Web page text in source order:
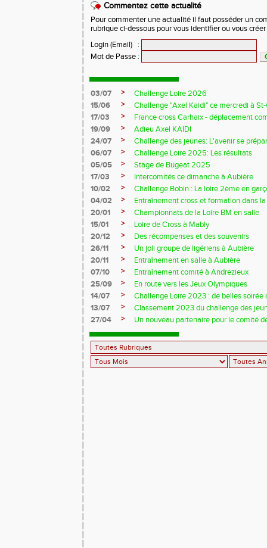
Commentez cette actualité
Pour commenter une actualité il faut posséder un
rubrique ci-dessous pour vous identifier ou vous
Login (Email)
:
Mot de Passe :
03/07 >
Challenge Loire 2026
15/06
>
Challenge "Axel Kaidi" ce mercredi à
17/03
>
France cross Carhaix - déplacement
19/09
>
Adieu Axel KAÏDI
24/07
>
Challenge des jeunes: L'avenir se
06/07
>
Challenge Loire 2025: Les résultats
05/05
>
Stage de Bugeat 2025
17/03
>
Intercomités ce dimanche à Aubière
10/02
>
Challenge Bobin : La loire 2ème en
04/02
>
Entraînement cross et formation dans
20/01
>
Championnats de la Loire BM en salle
15/01
>
Loire de Cross à Mably
20/12
>
Des récompenses et des souvenirs
26/11
>
Un joli groupe de ligériens à Aubière
20/11
>
Entraînement en salle à Aubière
07/10
>
Entraînement comité à Andrezieux
25/09
>
En route vers les Jeux Olympiques
14/07
>
Challenge Loire 2023 : de belles soirée
13/07
>
Classement 2023 du challenge des
27/04
> Un nouveau partenaire pour le comité